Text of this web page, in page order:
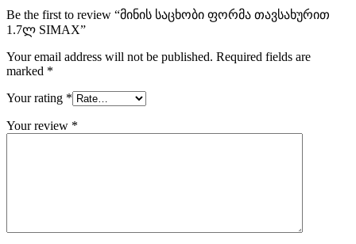
Be the first to review “მინის საცხობი ფორმა თავსახურით
1.7ლ SIMAX”
Your email address will not be published. Required fields are
marked *
Your rating *
Your review *